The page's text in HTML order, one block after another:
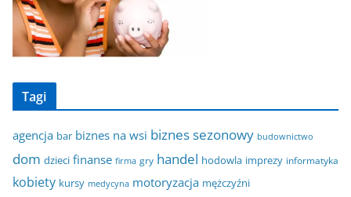
Tagi
agencja bar biznes na wsi biznes sezonowy budownictwo
dom dzieci finanse firma gry handel hodowla imprezy informatyka
kobiety kursy medycyna motoryzacja mężczyźni